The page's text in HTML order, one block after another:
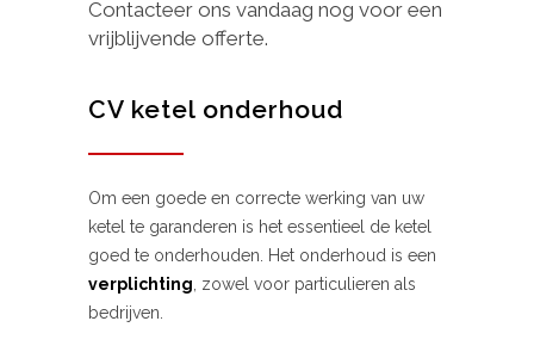
Contacteer ons vandaag nog voor een
vrijblijvende offerte.
CV ketel onderhoud
Om een goede en correcte werking van uw
ketel te garanderen is het essentieel de ketel
goed te onderhouden. Het onderhoud is een
verplichting , zowel voor particulieren als
bedrijven.